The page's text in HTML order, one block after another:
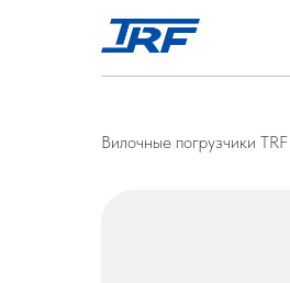
Вилочные погрузчики TRF